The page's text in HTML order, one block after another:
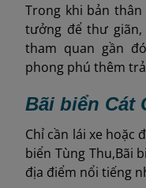
Trong khi bản
tưởng để thư
tham quan gần
phong phú thêm
Bãi biển Cát
Chỉ cần lái xe hoặc
biển Tùng Thu,Bãi
địa điểm nổi tiếng